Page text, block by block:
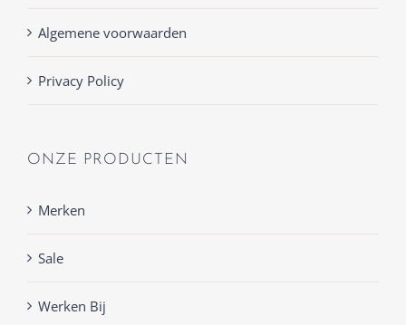
Algemene voorwaarden
Privacy Policy
ONZE PRODUCTEN
Merken
Sale
Werken Bij